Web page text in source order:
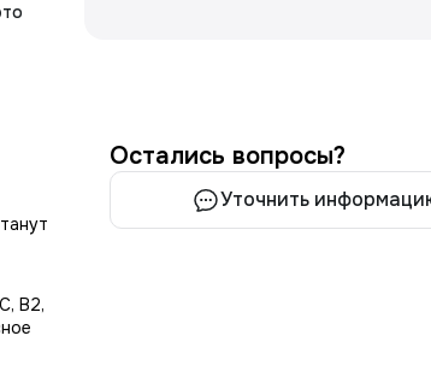
В2,
Остались вопросы?
Уточнить